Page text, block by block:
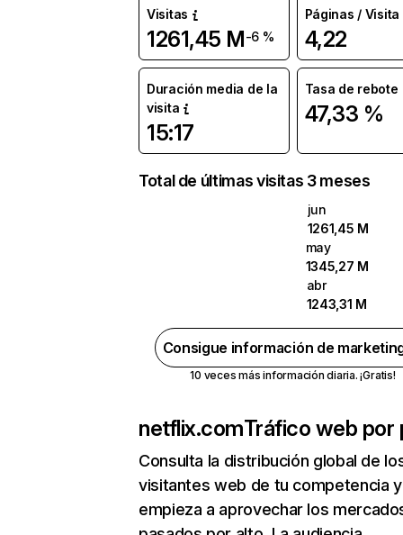
Visitas
1261,45 M-6 %
Páginas / Visita
4,22
Duración media de la
visita
15:17
Tasa de rebote
47,33 %
Total de últimas visitas 3 meses
jun
1261,45 M
may
1345,27 M
abr
1243,31 M
Consigue información de
10 veces más información diaria. ¡Gratis!
netflix.comTráfico web por
Consulta la distribución global de
visitantes web de tu competencia y
empieza a aprovechar los